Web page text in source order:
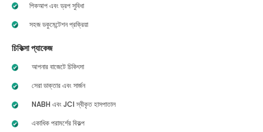
পিকআপ এবং ড্রপ সুবিধা
সহজ ডকুমেন্টেশন প্রক্রিয়া
চিকিত্সা প্যাকেজ
আপনার বাজেটে চিকিৎসা
সেরা ডাক্তার এবং সার্জন
NABH এবং JCI স্বীকৃত হাসপাতাল
একাধিক পরামর্শের বিকল্প